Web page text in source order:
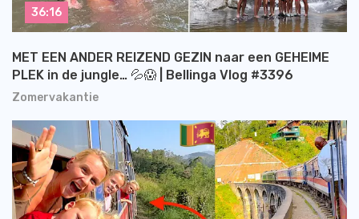
Zomervakantie
MET EEN ANDER REIZEND GEZIN naar een GEHEIME
PLEK in de jungle… 💦😱 | Bellinga Vlog #3396
36:16